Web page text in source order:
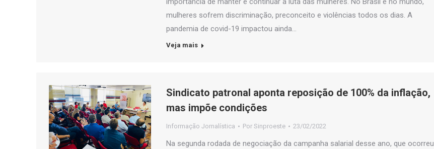
mulheres sofrem discriminação, preconceito e violências todos os dias. A
pandemia de covid-19 impactou ainda…
Veja mais
Sindicato patronal aponta reposição de 100% da inflação,
mas impõe condições
Informação Jornalística Por Sinproeste 23/02/2022
Na segunda rodada de negociação da campanha salarial desse ano, que ocorreu